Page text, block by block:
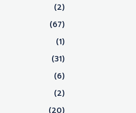
(2)
(67)
(1)
(31)
(6)
(2)
(20)